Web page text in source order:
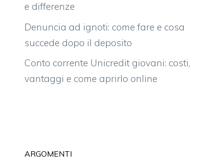
e differenze
Denuncia ad ignoti: come fare e cosa
succede dopo il deposito
Conto corrente Unicredit giovani: costi,
vantaggi e come aprirlo online
ARGOMENTI